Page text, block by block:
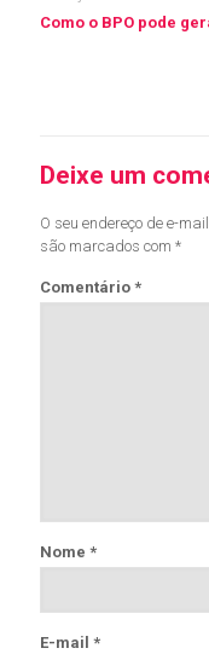
Como o BPO pode
Deixe um
O seu endereço de e-
são marcados com *
Comentário *
Nome *
E-mail *